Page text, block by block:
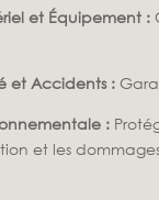
et Équipement :
et Accidents :
:
et les